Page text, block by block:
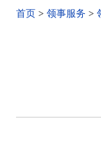
首页 > 领事服务 >